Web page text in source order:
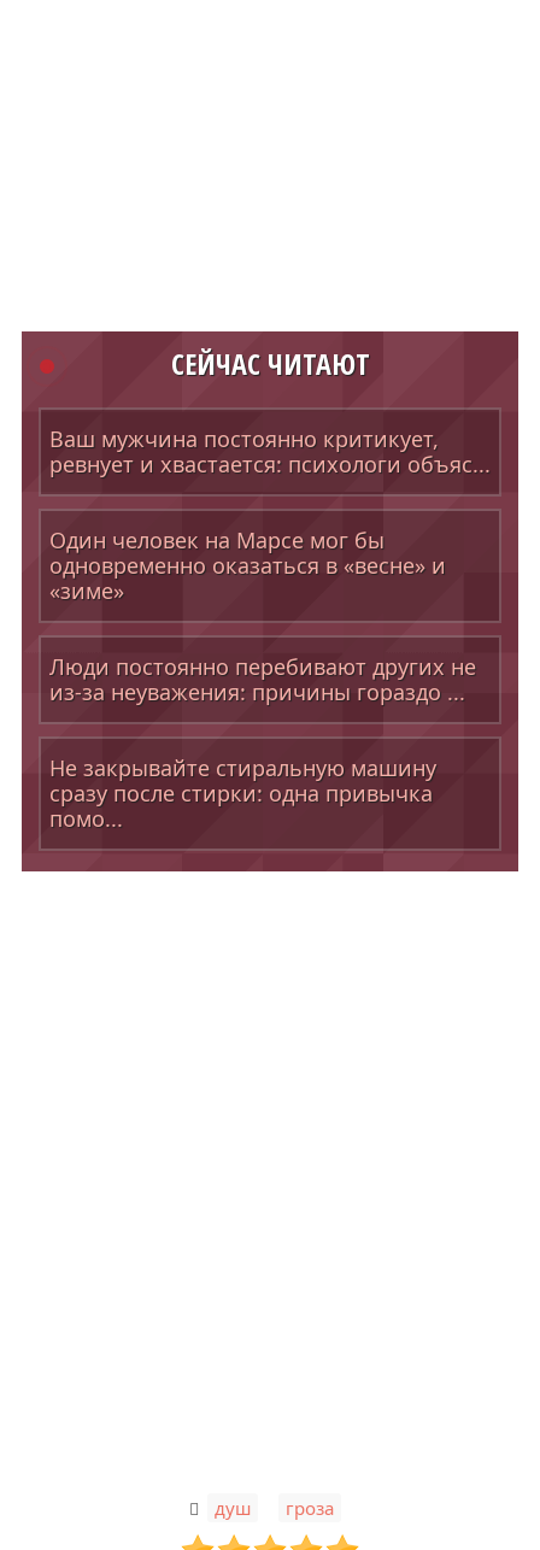
СЕЙЧАС ЧИТАЮТ
Ваш мужчина постоянно критикует,
ревнует и хвастается: психологи объяс...
Один человек на Марсе мог бы
одновременно оказаться в «весне» и
«зиме»
Люди постоянно перебивают других не
из-за неуважения: причины гораздо ...
Не закрывайте стиральную машину
сразу после стирки: одна привычка
помо...
душ гроза